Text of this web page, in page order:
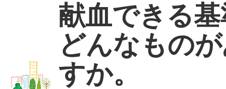
献血できる
どんなもの
すか。